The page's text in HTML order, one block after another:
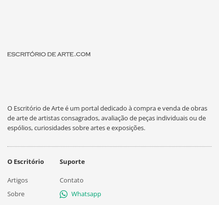
O Escritório de Arte é um portal dedicado à compra e venda de obras
de arte de artistas consagrados, avaliação de peças individuais ou de
espólios, curiosidades sobre artes e exposições.
O Escritório
Artigos
Sobre
Suporte
Contato
Whatsapp